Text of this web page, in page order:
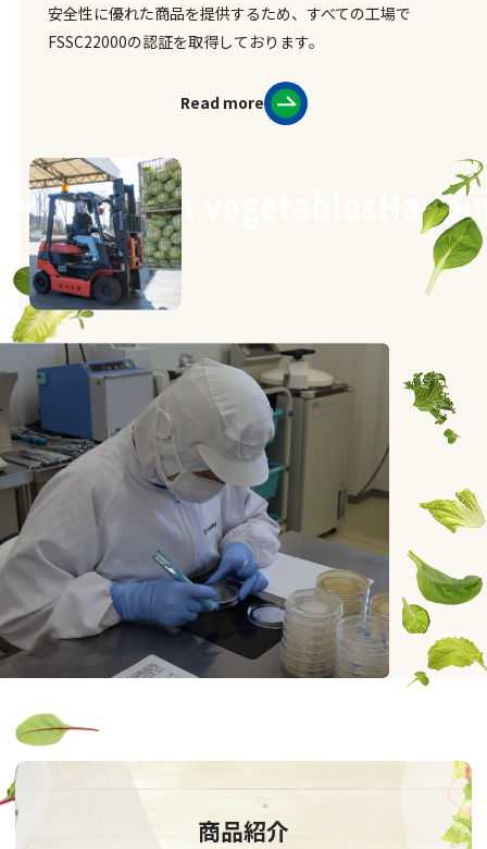
安全性に優れた商品を提供するため、すべての工場で
FSSC22000の認証を取得しております。
Read more
商品紹介